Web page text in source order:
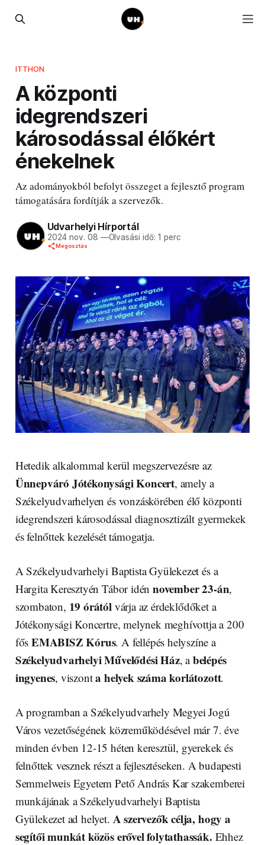
ITTHON
A központi
idegrendszeri
károsodással élőkért
énekelnek
Az adományokból befolyt összeget a fejlesztő program
támogatására fordítják a szervezők.
Udvarhelyi Hírportál
2024 nov. 08 —Olvasási idő: 1 perc
Megosztás
Hetedik alkalommal kerül megszervezésre az
Ünnepváró Jótékonysági Koncert, amely a
Székelyudvarhelyen és vonzáskörében élő központi
idegrendszeri károsodással diagnosztizált gyermekek
és felnőttek kezelését támogatja.
A Székelyudvarhelyi Baptista Gyülekezet és a
Hargita Keresztyén Tábor idénnovember 23-án,
szombaton, 19 órától várja az érdeklődőket a
Jótékonysági Koncertre, melynek meghívottja a 200
fős EMABISZ Kórus. A fellépés helyszíne a
Székelyudvarhelyi Művelődési Ház, abelépés
ingyenes, viszonta helyek száma korlátozott.
A programban a Székelyudvarhely Megyei Jogú
Város vezetőségének közreműködésével már 7. éve
minden évben 12-15 héten keresztül, gyerekek és
felnőttek vesznek részt a fejlesztéseken. A budapesti
Semmelweis Egyetem Pető András Kar szakemberei
munkájának a Székelyudvarhelyi Baptista
Gyülekezet ad helyet. A szervezők célja, hogy a
segítői munkát közös erővel folytathassák. Ehhez